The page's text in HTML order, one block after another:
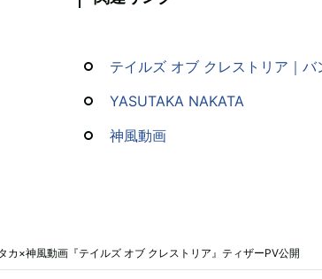
テイルズ オブ クレストリア｜
YASUTAKA NAKATA
神風動画
カ×神風動画『テイルズ オブ クレストリア』ティザーPV公開